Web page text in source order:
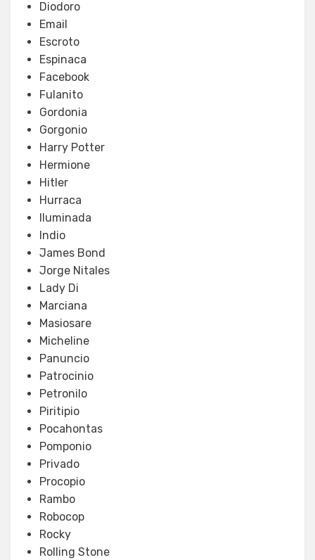
Diodoro
Email
Escroto
Espinaca
Facebook
Fulanito
Gordonia
Gorgonio
Harry Potter
Hermione
Hitler
Hurraca
Iluminada
Indio
James Bond
Jorge Nitales
Lady Di
Marciana
Masiosare
Micheline
Panuncio
Patrocinio
Petronilo
Piritipio
Pocahontas
Pomponio
Privado
Procopio
Rambo
Robocop
Rocky
Rolling Stone